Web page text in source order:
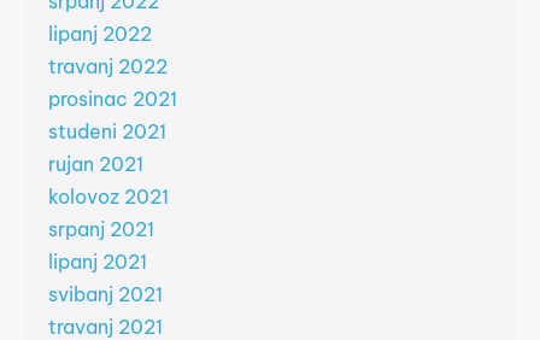
lipanj 2022
travanj 2022
prosinac 2021
studeni 2021
rujan 2021
kolovoz 2021
srpanj 2021
lipanj 2021
svibanj 2021
travanj 2021